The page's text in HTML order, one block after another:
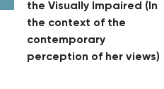
the Visually Impaired (In
the context of the
contemporary
perception of her views)